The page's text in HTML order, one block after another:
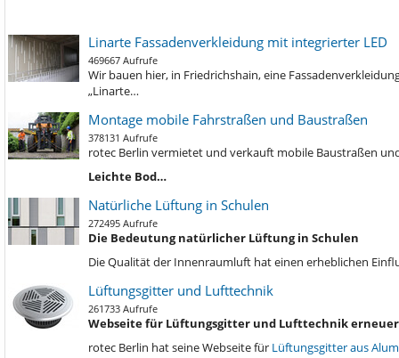
Linarte Fassadenverkleidung mit integrierter LED
469667 Aufrufe
Wir bauen hier, in Friedrichshain, eine
„Linarte…
Montage mobile Fahrstraßen und Baustraßen
378131 Aufrufe
rotec Berlin vermietet und verkauft mobile Baustraßen
Leichte Bod…
Natürliche Lüftung in Schulen
272495 Aufrufe
Die Bedeutung natürlicher Lüftung in Schulen
Die Qualität der Innenraumluft hat einen erheblichen
Lüftungsgitter und Lufttechnik
261733 Aufrufe
Webseite für Lüftungsgitter und Lufttechnik
rotec Berlin hat seine Webseite für Lüftungsgitter aus